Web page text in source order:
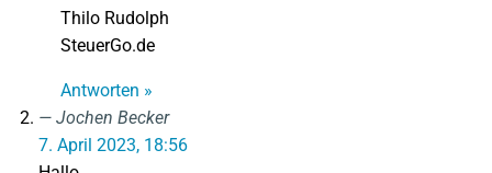
Thilo Rudolph
SteuerGo.de
Antworten »
Jochen Becker
7. April 2023, 18:56